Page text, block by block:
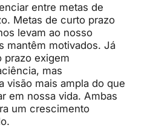
entre metas de
Metas de curto prazo
levam ao nosso
mantêm motivados. Já
prazo exigem
mas
visão mais ampla do que
em nossa vida. Ambas
um crescimento